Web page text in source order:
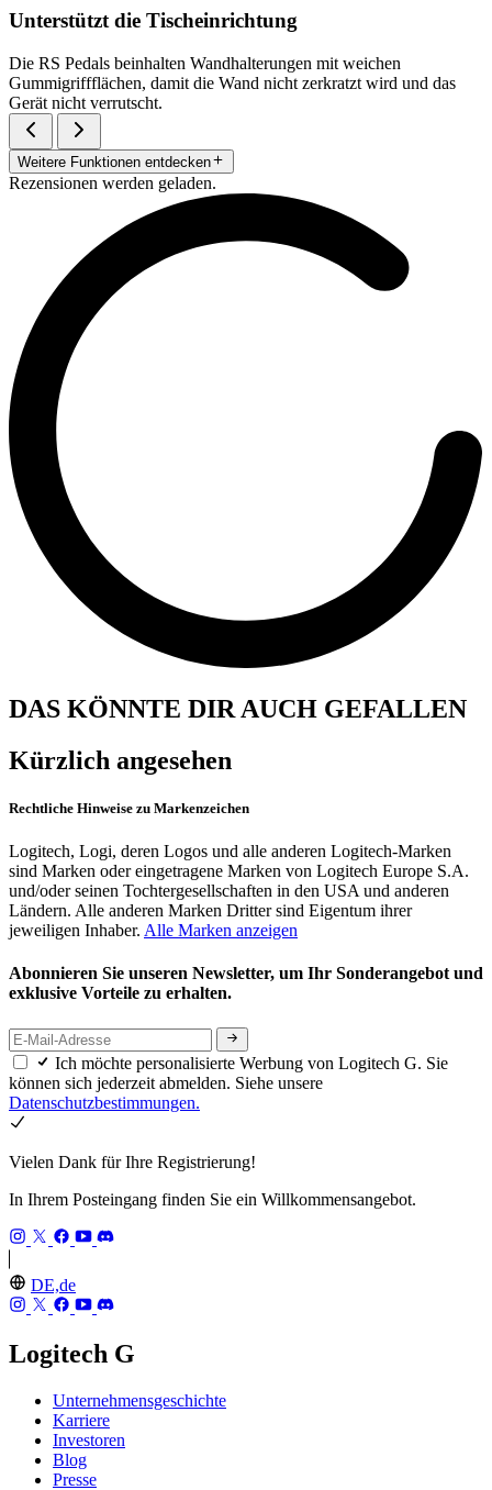
Unterstützt die Tischeinrichtung
Die RS Pedals beinhalten Wandhalterungen mit weichen
Gummigriffflächen, damit die Wand nicht zerkratzt wird und das
Gerät nicht verrutscht.
Weitere Funktionen entdecken
Rezensionen werden geladen.
DAS KÖNNTE DIR AUCH GEFALLEN
Kürzlich angesehen
Rechtliche Hinweise zu Markenzeichen
Logitech, Logi, deren Logos und alle anderen Logitech-Marken
sind Marken oder eingetragene Marken von Logitech Europe S.A.
und/oder seinen Tochtergesellschaften in den USA und anderen
Ländern. Alle anderen Marken Dritter sind Eigentum ihrer
jeweiligen Inhaber. Alle Marken anzeigen
Abonnieren Sie unseren Newsletter, um Ihr Sonderangebot und
exklusive Vorteile zu erhalten.
Ich möchte personalisierte Werbung von Logitech G. Sie
können sich jederzeit abmelden. Siehe unsere
Datenschutzbestimmungen.
Vielen Dank für Ihre Registrierung!
In Ihrem Posteingang finden Sie ein Willkommensangebot.
DE,de
Logitech G
Unternehmensgeschichte
Karriere
Investoren
Blog
Presse